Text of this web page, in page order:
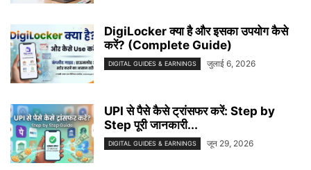
DigiLocker क्या है और इसका उपयोग कैसे
करें? (Complete Guide)
DIGITAL GUIDES & EARNINGS जुलाई 6, 2026
UPI से पैसे कैसे ट्रांसफर करें: Step by
Step पूरी जानकारी...
DIGITAL GUIDES & EARNINGS जून 29, 2026